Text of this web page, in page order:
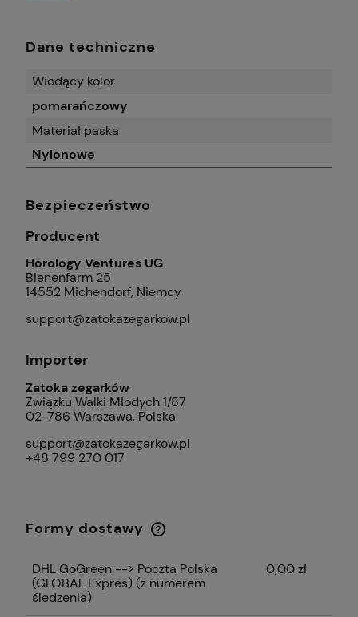
Dane techniczne
Wiodący kolor
pomarańczowy
Materiał paska
Nylonowe
Bezpieczeństwo
Producent
Horology Ventures UG
Bienenfarm 25
14552 Michendorf, Niemcy
support@zatokazegarkow.pl
Importer
Zatoka zegarków
Związku Walki Młodych 1/87
02-786 Warszawa, Polska
support@zatokazegarkow.pl
+48 799 270 017
Formy dostawy
Cena nie zawiera ewentualnych kosztów
DHL GoGreen --> Poczta Polska
(GLOBAL Expres) (z numerem
śledzenia)
0,00 zł